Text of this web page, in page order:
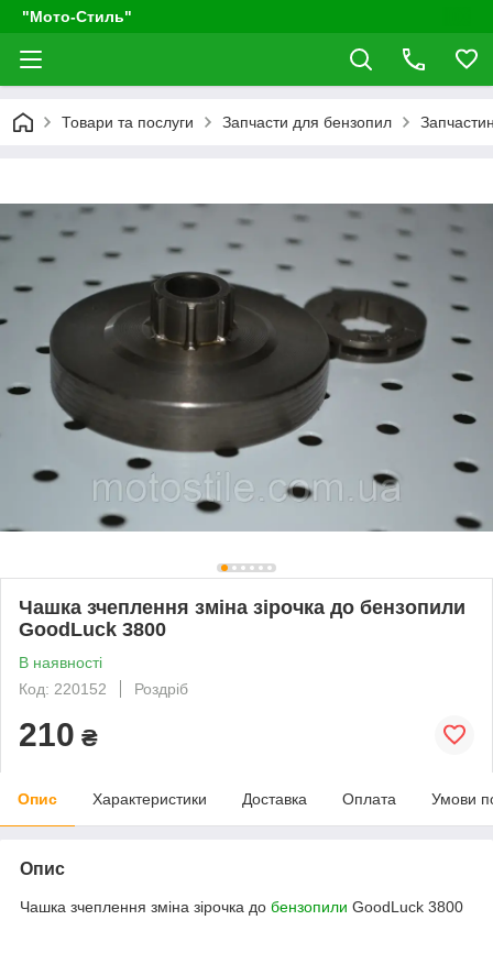
"Мото-Стиль"
Товари та послуги Запчасти для бензопил
Чашка зчеплення зміна зірочка до бензопили
GoodLuck 3800
В наявності
Код: 220152
Роздріб
210 ₴
Опис Характеристики Доставка Оплата Умови
Опис
Чашка зчеплення зміна зірочка до бензопили GoodLuck 3800